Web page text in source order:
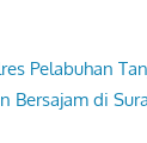
Pelabuhan
Bersajam di